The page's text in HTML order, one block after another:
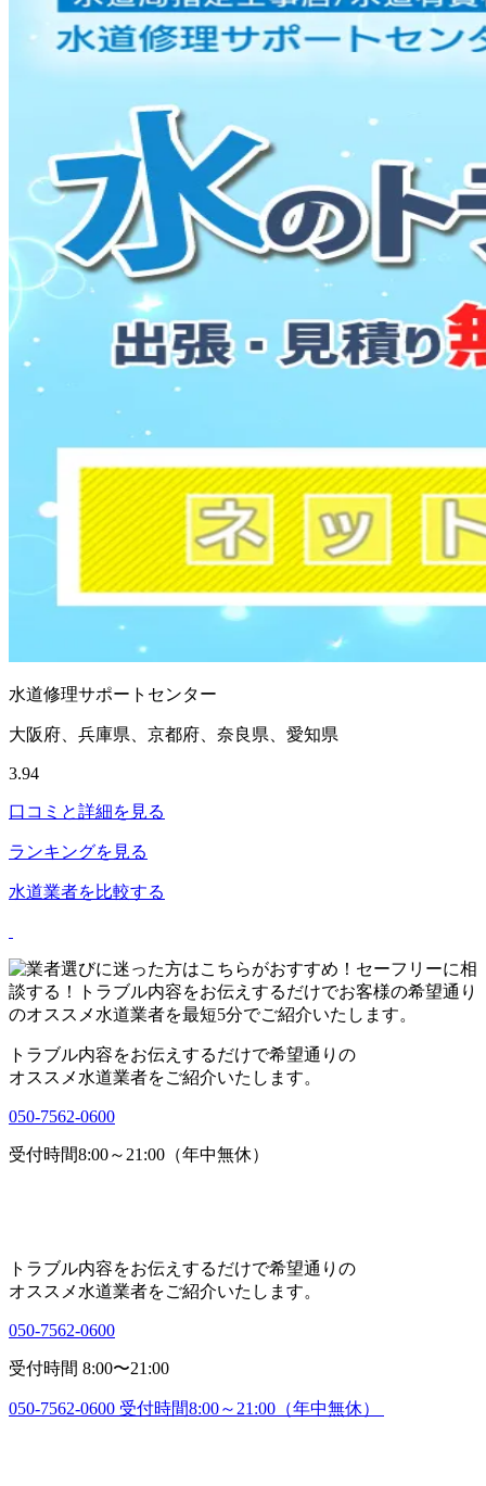
水道修理サポートセンター
大阪府、兵庫県、京都府、奈良県、愛知県
3.94
口コミと詳細を見る
ランキングを見る
水道業者を比較する
トラブル内容をお伝えするだけで希望通りの
オススメ水道業者をご紹介いたします。
050-7562-0600
受付時間8:00～21:00（年中無休）
トラブル内容をお伝えするだけで希望通りの
オススメ水道業者をご紹介いたします。
050-7562-0600
受付時間 8:00〜21:00
050-7562-0600 受付時間8:00～21:00（年中無休）